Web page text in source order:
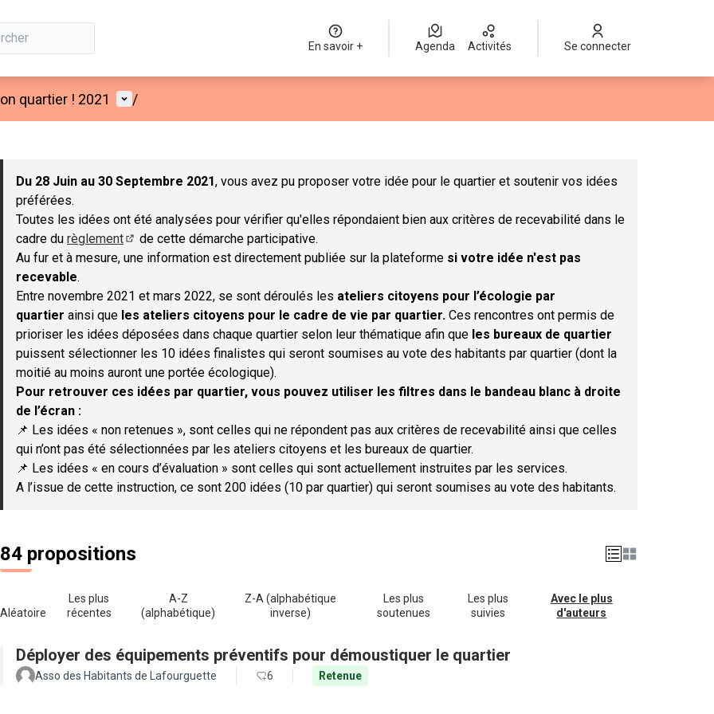
En savoir + Agenda Activités Se connecter
quartier ! 2021 Menu utilisateur
/
la carte
Du 28 Juin au 30 Septembre 2021, vous avez pu proposer votre idée pour le quartier et soutenir vos idées
préférées.
Toutes les idées ont été analysées pour vérifier qu'elles répondaient bien aux critères de recevabilité dans le
cadre du règlement
(S'ouvre dans un nouvel onglet)
de cette démarche participative.
Au fur et à mesure, une information est directement publiée sur la plateforme si votre idée n'est pas
recevable.
Entre novembre 2021 et mars 2022, se sont déroulés les ateliers citoyens pour l’écologie par
quartier ainsi que les ateliers citoyens pour le cadre de vie par quartier. Ces rencontres ont permis de
prioriser les idées déposées dans chaque quartier selon leur thématique afin que les bureaux de quartier
puissent sélectionner les 10 idées finalistes qui seront soumises au vote des habitants par quartier (dont la
moitié au moins auront une portée écologique).
Pour retrouver ces idées par quartier, vous pouvez utiliser les filtres dans le bandeau blanc à droite
de l’écran :
📌 Les idées « non retenues », sont celles qui ne répondent pas aux critères de recevabilité ainsi que celles
qui n’ont pas été sélectionnées par les ateliers citoyens et les bureaux de quartier.
📌 Les idées « en cours d’évaluation » sont celles qui sont actuellement instruites par les services.
A l’issue de cette instruction, ce sont 200 idées (10 par quartier) qui seront soumises au vote des habitants.
84 propositions
Aléatoire
Les plus
récentes
A-Z
(alphabétique)
Z-A (alphabétique
inverse)
Les plus
soutenues
Les plus
suivies
Avec le plus
d'auteurs
Déployer des équipements préventifs pour démoustiquer le quartier
Asso des Habitants de Lafourguette 6 Retenue